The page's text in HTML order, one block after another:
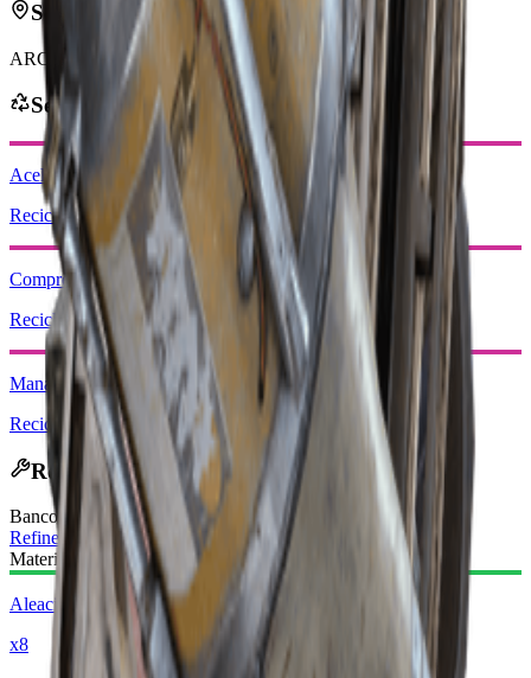
Se puede encontrar en
ARC
Se puede obtener de
Acelerador Magnético
Reciclar: x1
Compresor de turbina
Reciclar: x1
Manada de lobos
Reciclar: x1
Receta de Fabricación
Banco de Trabajo:
Refinería
Materiales Requeridos:
Aleación ARC
x8